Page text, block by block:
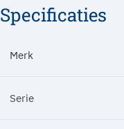
Specificaties
Merk
Serie